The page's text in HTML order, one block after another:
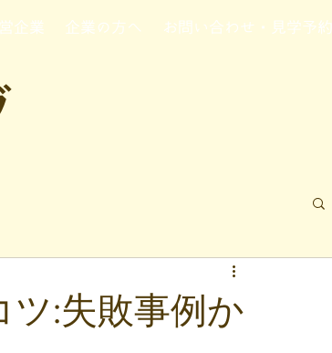
企業 企業の方へ お問い合わせ・見学予約
ツ:失敗事例か